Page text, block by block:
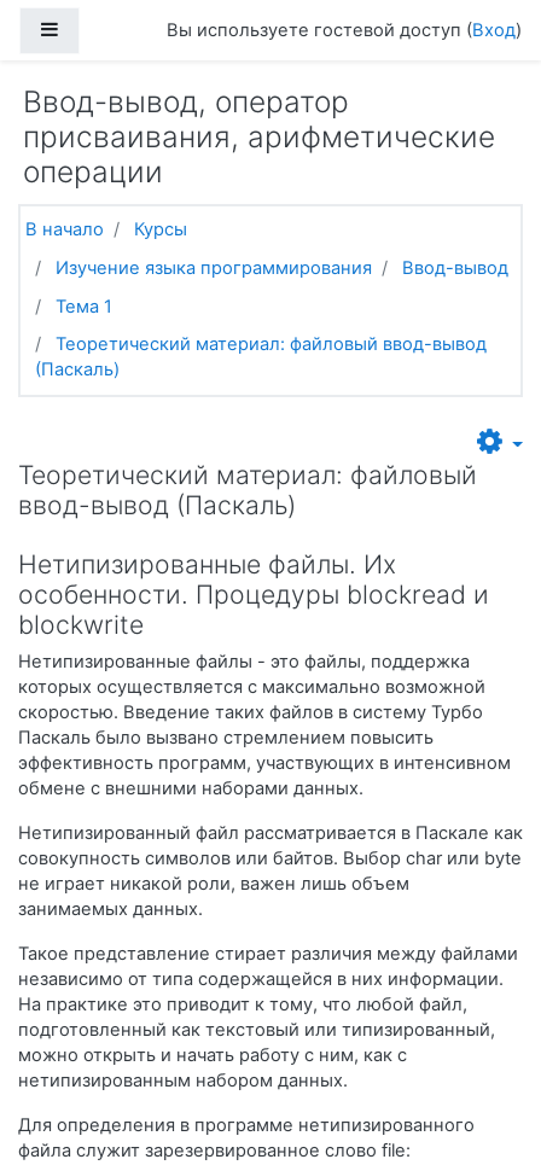
Боковая панельВы используете гостевой доступ (Вход)
Ввод-вывод, оператор
присваивания, арифметические
операции
В начало
Курсы
Изучение языка программирования
Ввод-вывод
Тема 1
Теоретический материал: файловый ввод-вывод
(Паскаль)
Теоретический материал: файловый
ввод-вывод (Паскаль)
Нетипизированные файлы. Их
особенности. Процедуры blockread и
blockwrite
Нетипизированные файлы - это файлы, поддержка
которых осуществляется с максимально возможной
скоростью. Введение таких файлов в систему Турбо
Паскаль было вызвано стремлением повысить
эффективность программ, участвующих в интенсивном
обмене с внешними наборами данных.
Нетипизированный файл рассматривается в Паскале как
совокупность символов или байтов. Выбор char или byte
не играет никакой роли, важен лишь объем
занимаемых данных.
Такое представление стирает различия между файлами
независимо от типа содержащейся в них информации.
На практике это приводит к тому, что любой файл,
подготовленный как текстовый или типизированный,
можно открыть и начать работу с ним, как с
нетипизированным набором данных.
Для определения в программе нетипизированного
файла служит зарезервированное слово file: